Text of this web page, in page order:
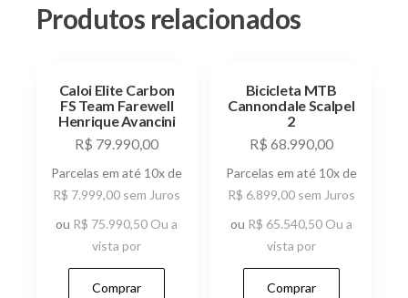
Produtos relacionados
Caloi Elite Carbon
FS Team Farewell
Henrique Avancini
R$ 79.990,00
Parcelas em até 10x de
R$ 7.999,00 sem Juros
ou R$ 75.990,50 Ou a
vista por
Comprar
Bicicleta MTB
Cannondale Scalpel
2
R$ 68.990,00
Parcelas em até 10x de
R$ 6.899,00 sem Juros
ou R$ 65.540,50 Ou a
vista por
Comprar